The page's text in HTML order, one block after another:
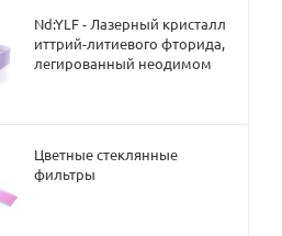
Nd:YLF - Лазерный кристалл
иттрий-литиевого фторида,
легированный неодимом
Цветные стеклянные
фильтры